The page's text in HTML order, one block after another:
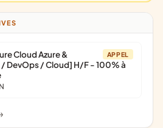
APPEL
Cloud Azure &
DevOps / Cloud] H/F - 100% à